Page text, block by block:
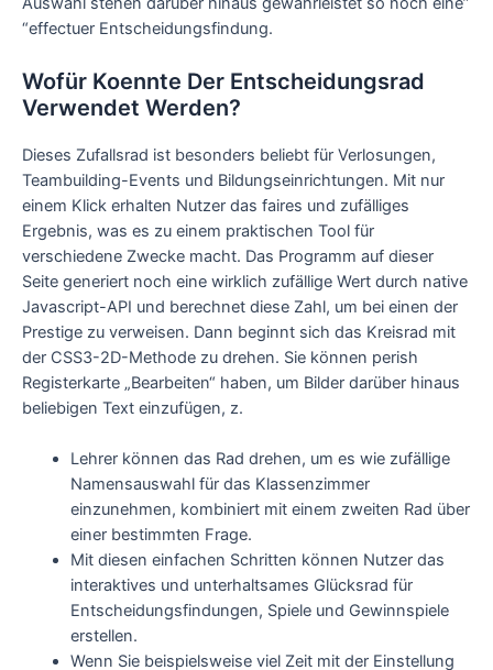
“effectuer Entscheidungsfindung.
Wofür Koennte Der Entscheidungsrad
Verwendet Werden?
Dieses Zufallsrad ist besonders beliebt für Verlosungen,
Teambuilding-Events und Bildungseinrichtungen. Mit nur
einem Klick erhalten Nutzer das faires und zufälliges
Ergebnis, was es zu einem praktischen Tool für
verschiedene Zwecke macht. Das Programm auf dieser
Seite generiert noch eine wirklich zufällige Wert durch native
Javascript-API und berechnet diese Zahl, um bei einen der
Prestige zu verweisen. Dann beginnt sich das Kreisrad mit
der CSS3-2D-Methode zu drehen. Sie können perish
Registerkarte „Bearbeiten“ haben, um Bilder darüber hinaus
beliebigen Text einzufügen, z.
Lehrer können das Rad drehen, um es wie zufällige
Namensauswahl für das Klassenzimmer
einzunehmen, kombiniert mit einem zweiten Rad über
einer bestimmten Frage.
Mit diesen einfachen Schritten können Nutzer das
interaktives und unterhaltsames Glücksrad für
Entscheidungsfindungen, Spiele und Gewinnspiele
erstellen.
Wenn Sie beispielsweise viel Zeit mit der Einstellung